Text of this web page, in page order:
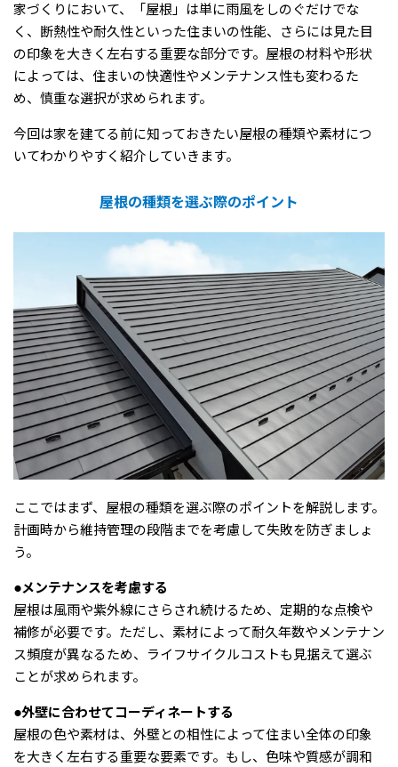
家づくりにおいて、「屋根」は単に雨風をしのぐだけでな
く、断熱性や耐久性といった住まいの性能、さらには見た目
の印象を大きく左右する重要な部分です。屋根の材料や形状
によっては、住まいの快適性やメンテナンス性も変わるた
め、慎重な選択が求められます。
今回は家を建てる前に知っておきたい屋根の種類や素材につ
いてわかりやすく紹介していきます。
屋根の種類を選ぶ際のポイント
ここではまず、屋根の種類を選ぶ際のポイントを解説します。
計画時から維持管理の段階までを考慮して失敗を防ぎましょ
う。
●メンテナンスを考慮する
屋根は風雨や紫外線にさらされ続けるため、定期的な点検や
補修が必要です。ただし、素材によって耐久年数やメンテナン
ス頻度が異なるため、ライフサイクルコストも見据えて選ぶ
ことが求められます。
●外壁に合わせてコーディネートする
屋根の色や素材は、外壁との相性によって住まい全体の印象
を大きく左右する重要な要素です。もし、色味や質感が調和